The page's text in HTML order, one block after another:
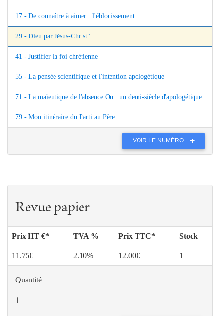
17 - De connaître à aimer : l'éblouissement
29 - Dieu par Jésus-Christ"
41 - Justifier la foi chrétienne
55 - La pensée scientifique et l'intention apologétique
71 - La maïeutique de l'absence Ou : un demi-siècle d'apologétique
79 - Mon itinéraire du Parti au Père
VOIR LE NUMÉRO
Revue papier
Prix HT €* TVA % Prix TTC* Stock
11.75€ 2.10% 12.00€ 1
Quantité